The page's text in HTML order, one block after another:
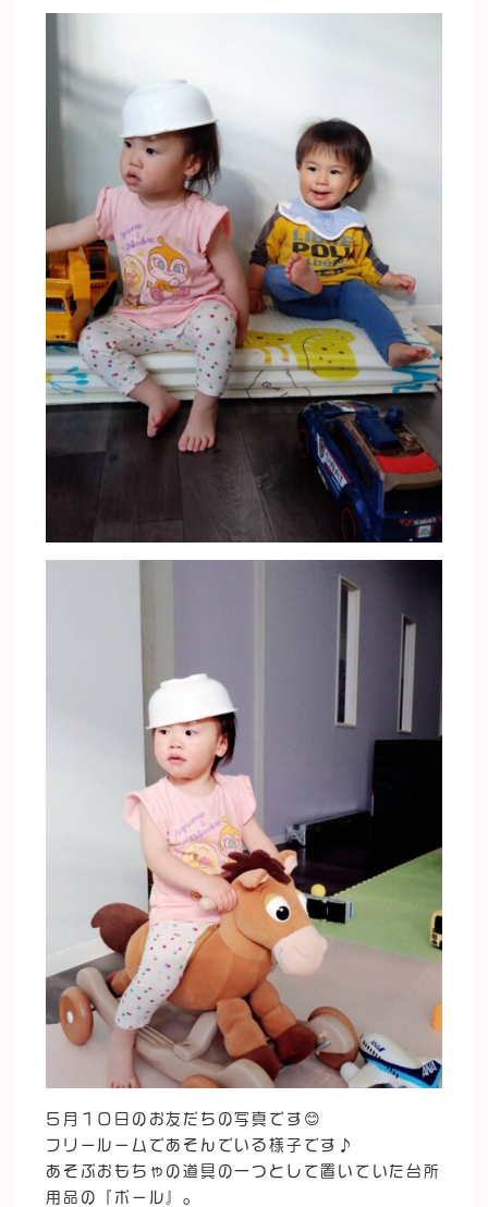
５月１０日のお友だちの写真です😊
フリールームであそんでいる様子です♪
あそぶおもちゃの道具の一つとして置いていた台所
用品の『ボール』。